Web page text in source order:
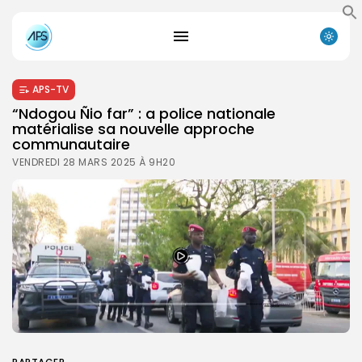
APS-TV
“Ndogou Ñio far” : a police nationale
matérialise sa nouvelle approche
communautaire
VENDREDI 28 MARS 2025 À 9H20